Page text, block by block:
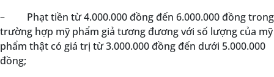
–
Phạt tiền từ 4.000.000 đồng đến 6.000.000 đồng trong
trường hợp mỹ phẩm giả tương đương với số lượng của mỹ
phẩm thật có giá trị từ 3.000.000 đồng đến dưới 5.000.000
đồng;